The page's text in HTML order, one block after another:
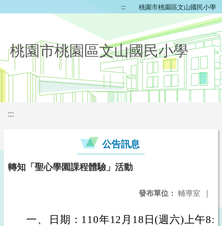
::: 桃園市桃園區文山國民小學
桃園市桃園區文山國民小學
:::
公告訊息
轉知「聖心學園課程體驗」活動
發布單位： 輔導室 |
一、
日期：110年12月18日(週六)上午